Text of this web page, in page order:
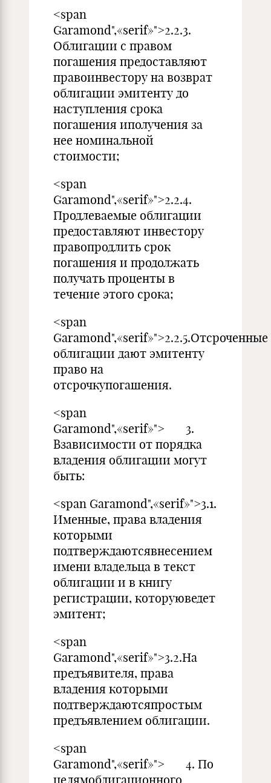
<span
Garamond",«serif»">2.2.3.
Облигации с правом
погашения предоставляют
правоинвестору на возврат
облигации эмитенту до
наступления срока
погашения иполучения за
нее номинальной
стоимости;
<span
Garamond",«serif»">2.2.4.
Продлеваемые облигации
предоставляют инвестору
правопродлить срок
погашения и продолжать
получать проценты в
течение этого срока;
<span
Garamond",«serif»">2.2.5.Отсроченные
облигации дают эмитенту
право на
отсрочкупогашения.
<span
Garamond",«serif»"> 3.
Взависимости от порядка
владения облигации могут
быть:
<span Garamond",«serif»">3.1.
Именные, права владения
которыми
подтверждаютсявнесением
имени владельца в текст
облигации и в книгу
регистрации, которуюведет
эмитент;
<span
Garamond",«serif»">3.2.На
предъявителя, права
владения которыми
подтверждаютсяпростым
предъявлением облигации.
<span
Garamond",«serif»"> 4. По
целямоблигационного